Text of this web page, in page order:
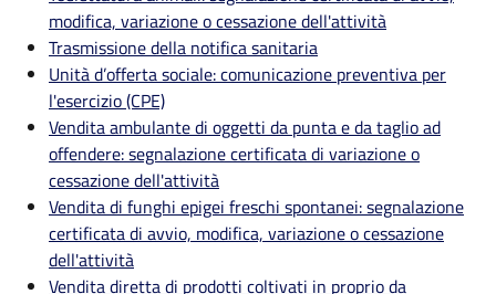
modifica, variazione o cessazione dell'attività
Trasmissione della notifica sanitaria
Unità d’offerta sociale: comunicazione preventiva per
l'esercizio (CPE)
Vendita ambulante di oggetti da punta e da taglio ad
offendere: segnalazione certificata di variazione o
cessazione dell'attività
Vendita di funghi epigei freschi spontanei: segnalazione
certificata di avvio, modifica, variazione o cessazione
dell'attività
Vendita diretta di prodotti coltivati in proprio da